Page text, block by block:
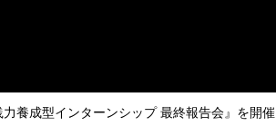
養成型インターンシップ 最終報告会』を開催